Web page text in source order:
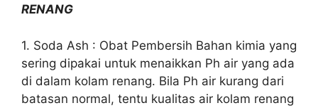
RENANG
1. Soda Ash : Obat Pembersih Bahan kimia yang
sering dipakai untuk menaikkan Ph air yang ada
di dalam kolam renang. Bila Ph air kurang dari
batasan normal, tentu kualitas air kolam renang